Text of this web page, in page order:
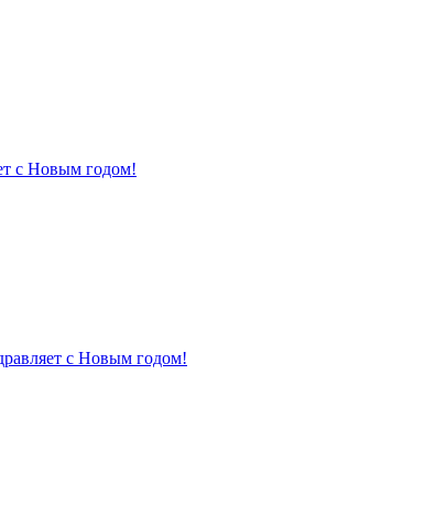
с Новым годом!
с Новым годом!